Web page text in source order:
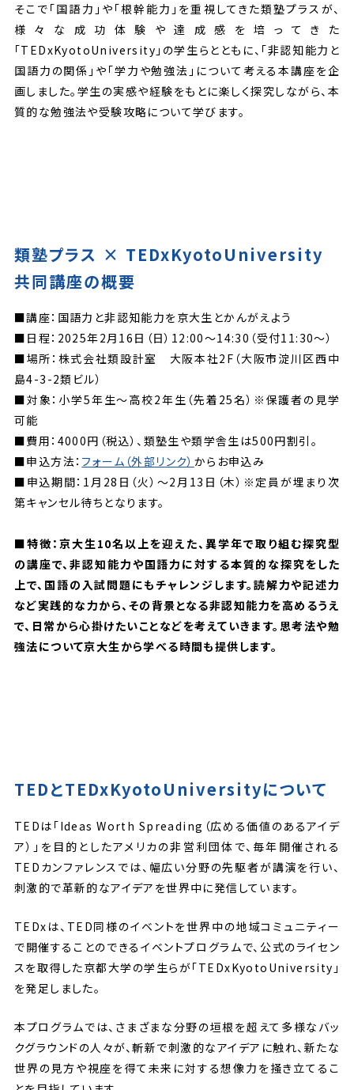
そこで「国語力」や「根幹能力」を重視してきた類塾プラスが、
様々な成功体験や達成感を培ってきた
「TEDxKyotoUniversity」の学生らとともに、「非認知能力と
国語力の関係」や「学力や勉強法」について考える本講座を企
画しました。学生の実感や経験をもとに楽しく探究しながら、本
質的な勉強法や受験攻略について学びます。
類塾プラス × TEDxKyotoUniversity
共同講座の概要
■講座：国語力と非認知能力を京大生とかんがえよう
■日程：2025年2月16日（日）12:00～14:30（受付11:30～）
■場所：株式会社類設計室 大阪本社2F（大阪市淀川区西中
島4-3-2類ビル）
■対象：小学5年生～高校2年生（先着25名）※保護者の見学
可能
■費用：4000円（税込）、類塾生や類学舎生は500円割引。
■申込方法： フォーム（外部リンク） からお申込み
■申込期間：1月28日（火）～2月13日（木）※定員が埋まり次
第キャンセル待ちとなります。
■特徴：京大生10名以上を迎えた、異学年で取り組む探究型
の講座で、非認知能力や国語力に対する本質的な探究をした
上で、国語の入試問題にもチャレンジします。読解力や記述力
など実践的な力から、その背景となる非認知能力を高めるうえ
で、日常から心掛けたいことなどを考えていきます。思考法や勉
強法について京大生から学べる時間も提供します。
TEDとTEDxKyotoUniversityについて
TEDは「Ideas Worth Spreading（広める価値のあるアイデ
ア）」を目的としたアメリカの非営利団体で、毎年開催される
TEDカンファレンスでは、幅広い分野の先駆者が講演を行い、
刺激的で革新的なアイデアを世界中に発信しています。
TEDxは、TED同様のイベントを世界中の地域コミュニティー
で開催することのできるイベントプログラムで、公式のライセン
スを取得した京都大学の学生らが「TEDxKyotoUniversity」
を発足しました。
本プログラムでは、さまざまな分野の垣根を超えて多様なバッ
クグラウンドの人々が、斬新で刺激的なアイデアに触れ、新たな
世界の見方や視座を得て未来に対する想像力を掻き立てるこ